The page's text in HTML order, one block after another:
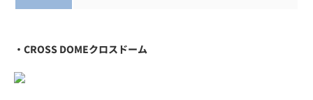
・CROSS DOMEクロスドーム